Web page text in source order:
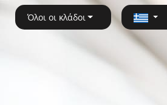
Όλοι οι κλάδοι